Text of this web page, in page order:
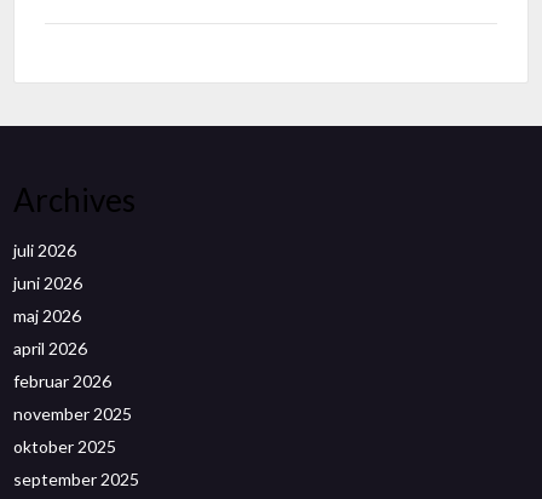
Archives
juli 2026
juni 2026
maj 2026
april 2026
februar 2026
november 2025
oktober 2025
september 2025